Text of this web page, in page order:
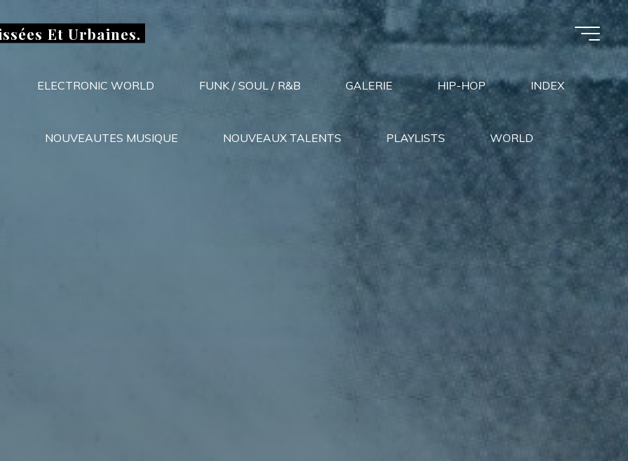
Et Urbaines.
ELECTRONIC WORLD FUNK / SOUL / R&B GALERIE HIP-HOP INDEX
NOUVEAUTES MUSIQUE NOUVEAUX TALENTS PLAYLISTS WORLD